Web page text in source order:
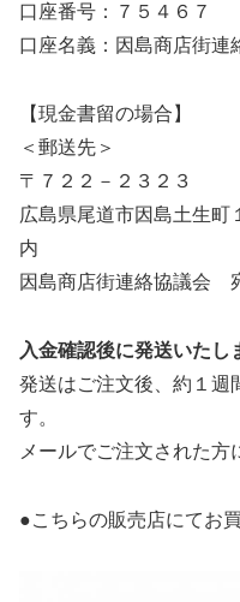
口座番号：７５４６７
口座名義：因島商店街
【現金書留の場合】
＜郵送先＞
〒７２２－２３２３
広島県尾道市因島土生
内
因島商店街連絡協議会
入金確認後に発送いたし
発送はご注文後、約１週
す。
メールでご注文された方
●こちらの販売店にてお